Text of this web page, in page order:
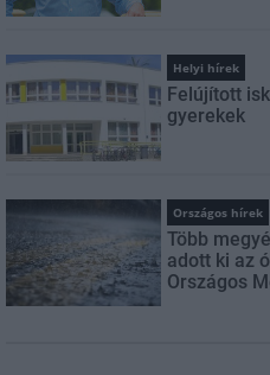
Helyi hírek
Felújított
gyerekek
Országos hírek
Több
adott ki az
Országos